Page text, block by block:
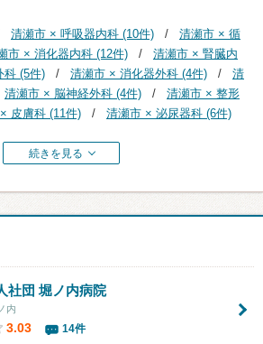
清瀬市 × 呼吸器内科 (10件)
清瀬市 × 循
市 × 消化器内科 (12件)
清瀬市 × 腎臓内
科 (5件) 清瀬市 × 消化器外科 (4件)
清
清瀬市 × 脳神経外科 (4件)
清瀬市 × 整形
皮膚科 (11件) 清瀬市 × 泌尿器科 (6件)
続きを見る
社団堀ノ内病院
内
3.03 14件